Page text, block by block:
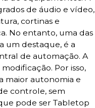
de áudio e vídeo,
cortinas e
No entanto, uma das
um destaque, é a
de automação. A
Por isso,
maior autonomia e
controle, sem
pode ser Tabletop